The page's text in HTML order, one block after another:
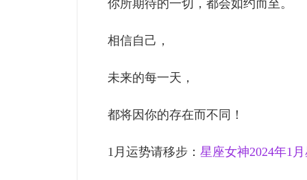
你所期待的一切，都会如约而至。
相信自己，
未来的每一天，
都将因你的存在而不同！
1月运势请移步： 星座女神2024年1